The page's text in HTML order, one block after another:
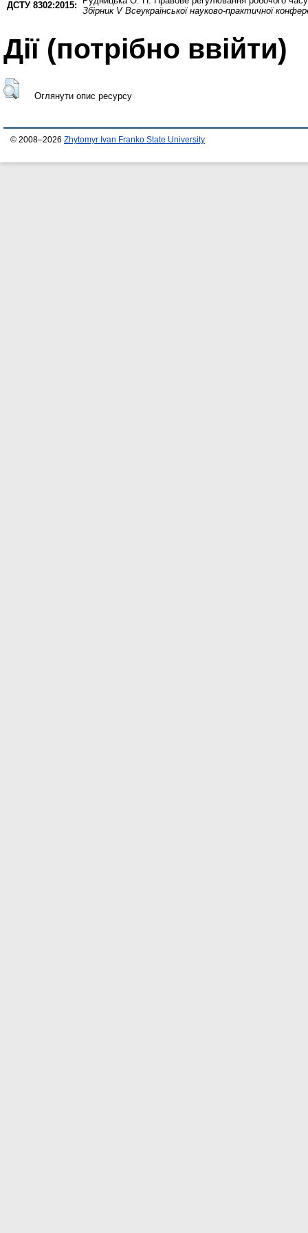
ДСТУ 8302:2015:
Збірник V Всеукраїнської науково-практичної
Дії ​​(потрібно ввійти)
Оглянути опис ресурсу
© 2008–2026 Zhytomyr Ivan Franko State University